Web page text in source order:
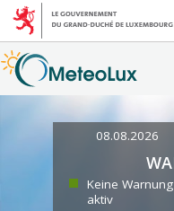
08.08.2026
Keine Warnung
aktiv